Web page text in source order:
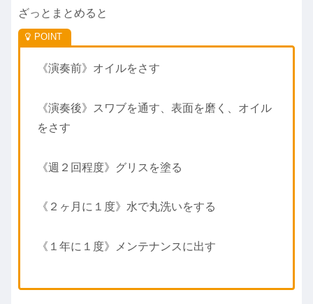
ざっとまとめると
《演奏前》オイルをさす
《演奏後》スワブを通す、表面を磨く、オイル
をさす
《週２回程度》グリスを塗る
《２ヶ月に１度》水で丸洗いをする
《１年に１度》メンテナンスに出す